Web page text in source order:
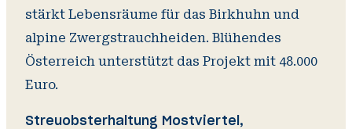
stärkt Lebensräume für das Birkhuhn und
alpine Zwergstrauchheiden. Blühendes
Österreich unterstützt das Projekt mit 48.000
Euro.
Streuobsterhaltung Mostviertel,